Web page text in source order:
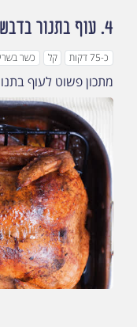
4. עוף בתנור
כ-75 דקות קל כשר בשרי
מתכון פשוט לעוף